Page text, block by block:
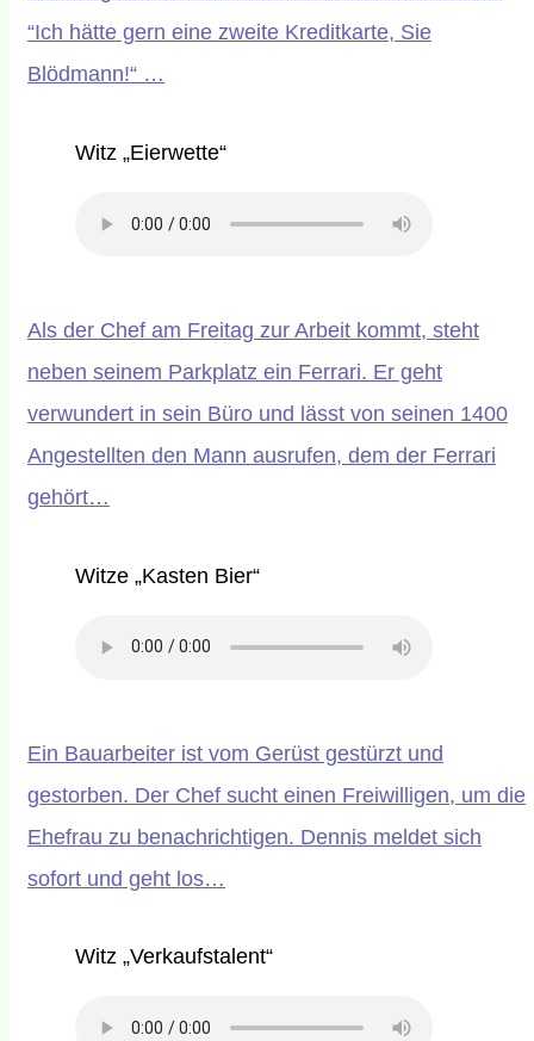
“Ich hätte gern eine zweite Kreditkarte, Sie
Blödmann!“ …
Witz „Eierwette“
Als der Chef am Freitag zur Arbeit kommt, steht
neben seinem Parkplatz ein Ferrari. Er geht
verwundert in sein Büro und lässt von seinen 1400
Angestellten den Mann ausrufen, dem der Ferrari
gehört…
Witze „Kasten Bier“
Ein Bauarbeiter ist vom Gerüst gestürzt und
gestorben. Der Chef sucht einen Freiwilligen, um die
Ehefrau zu benachrichtigen. Dennis meldet sich
sofort und geht los…
Witz „Verkaufstalent“